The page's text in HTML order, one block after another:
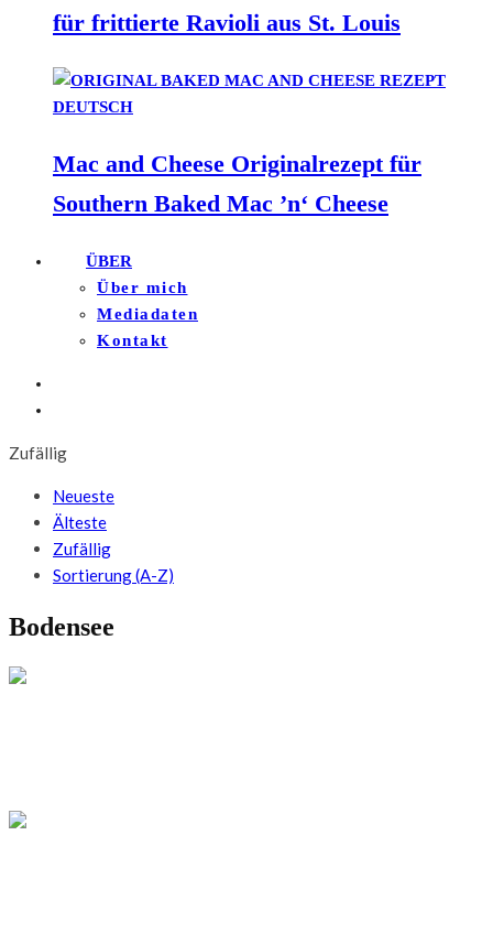
für frittierte Ravioli aus St. Louis
Mac and Cheese Originalrezept für
Southern Baked Mac ’n‘ Cheese
ÜBER
Über mich
Mediadaten
Kontakt
Zufällig
Neueste
Älteste
Zufällig
Sortierung (A-Z)
Bodensee